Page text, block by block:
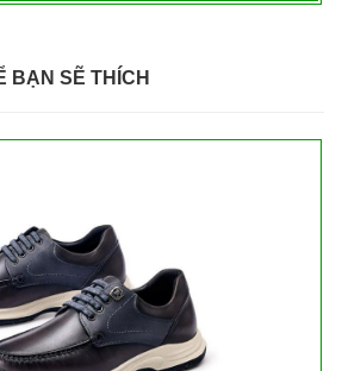
BẠN SẼ THÍCH